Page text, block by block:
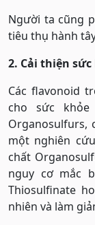
Người ta cũng
tiêu thụ hành
2. Cải thiện
Các flavonoid
cho sức
Organosulfurs,
một nghiên
chất
nguy cơ mắc
Thiosulfinate
nhiên và làm